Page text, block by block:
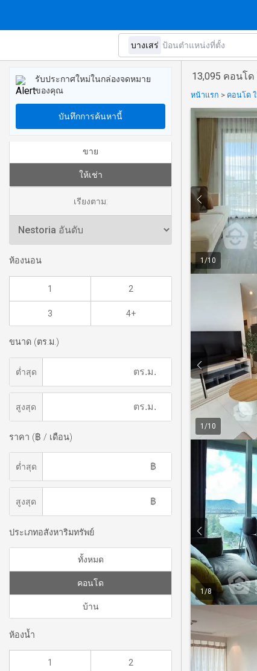
13,095 คอนโด
หน้าแรก > คอนโด
1 /10
1 /10
1 /8
รับประกาศใหม่ในกล่องจดหมาย
ของคุณ
บันทึกการค้นหานี้
ขาย
ให้เช่า
เรียงตาม:
ห้องนอน
1 2
3 4+
ขนาด (ตร.ม.)
ต่ำสุด
สูงสุด
ราคา (฿ / เดือน)
ต่ำสุด
สูงสุด
ประเภทอสังหาริมทรัพย์
ทั้งหมด
คอนโด
บ้าน
ห้องน้ำ
1 2